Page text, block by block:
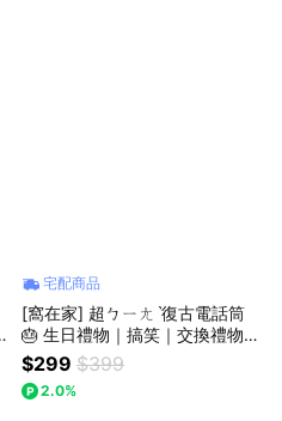
宅配商品
[窩在家] 超ㄅㄧㄤˋ復古電話筒
🎂 生日禮物｜搞笑｜交換禮物｜
辦公室｜療癒｜實用｜同事｜上
班族｜獅子座｜七夕禮物｜情人
節
$299 $399
2.0%